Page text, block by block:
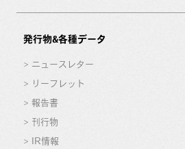
発行物&各種データ
ニュースレター
リーフレット
報告書
刊行物
IR情報